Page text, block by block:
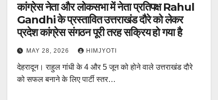
कांग्रेस नेता और लोकसभा में नेता प्रतिपक्ष Rahul
Gandhi के प्रस्तावित उत्तराखंड दौरे को लेकर
प्रदेश कांग्रेस संगठन पूरी तरह सक्रिय हो गया है
MAY 28, 2026 HIMJYOTI
देहरादून। राहुल गांधी के 4 और 5 जून को होने वाले उत्तराखंड दौरे
को सफल बनाने के लिए पार्टी स्तर…